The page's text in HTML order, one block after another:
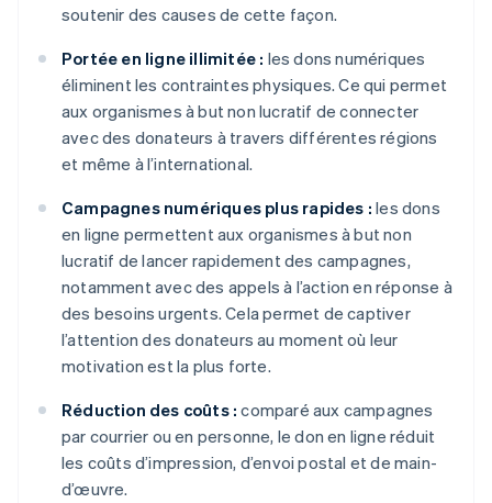
soutenir des causes de cette façon.
Portée en ligne illimitée : les dons numériques
éliminent les contraintes physiques. Ce qui permet
aux organismes à but non lucratif de connecter
avec des donateurs à travers différentes régions
et même à l’international.
Campagnes numériques plus rapides : les dons
en ligne permettent aux organismes à but non
lucratif de lancer rapidement des campagnes,
notamment avec des appels à l’action en réponse à
des besoins urgents. Cela permet de captiver
l’attention des donateurs au moment où leur
motivation est la plus forte.
Réduction des coûts : comparé aux campagnes
par courrier ou en personne, le don en ligne réduit
les coûts d’impression, d’envoi postal et de main-
d’œuvre.